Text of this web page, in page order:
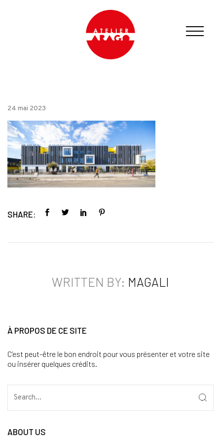
24 mai 2023
SHARE:
WRITTEN BY: MAGALI
À PROPOS DE CE SITE
C’est peut-être le bon endroit pour vous présenter et votre site
ou insérer quelques crédits.
ABOUT US